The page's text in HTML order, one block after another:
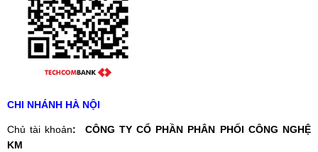
CHI NHÁNH HÀ NỘI
Chủ tài khoản: CÔNG TY CỔ PHẦN PHÂN PHỐI CÔNG NGHỆ
KM